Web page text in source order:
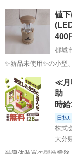
ました 不要になりま
ています 値下げ交渉
宮崎 都城市
値
400
都城
✨新品未使用✨の小型
外照明として、また
します🙇⤵
宮崎 都城市
≪月
助
時
日払
株式
大分